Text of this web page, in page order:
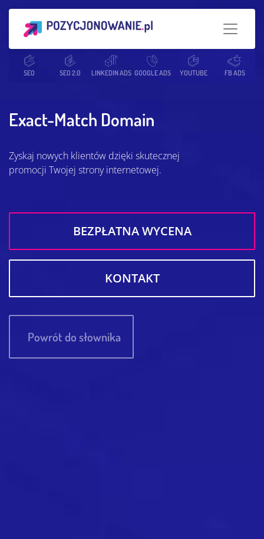
SEO SEO 2.0 LINKEDIN ADS GOOGLE ADS YOUTUBE FB ADS
Strona główna Słowniczek SEO Exact-Match Domain
Exact-Match Domain
Zyskaj nowych klientów dzięki skutecznej
promocji Twojej strony internetowej.
BEZPŁATNA WYCENA
KONTAKT
Powrót do słownika